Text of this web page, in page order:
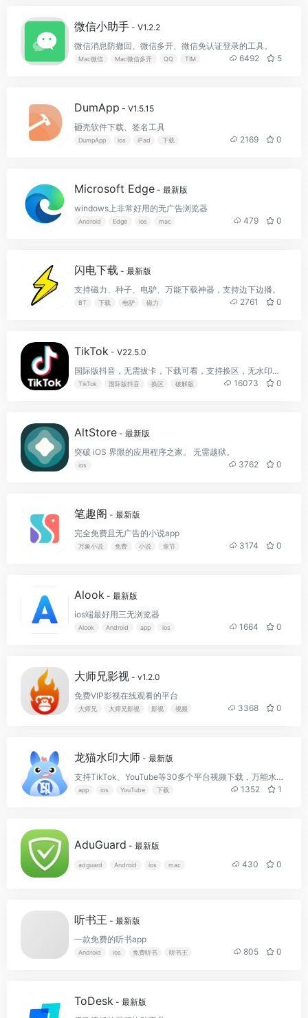
微信小助手 - V1.2.2
微信消息防撤回、微信多开、微信免认证登录的工具。
Mac微信 Mac微信多开 QQ TIM 6492 5
DumApp - V1.5.15
砸壳软件下载、签名工具
DumpApp ios iPad 下载 2169 0
Microsoft Edge - 最新版
windows上非常好用的无广告浏览器
Android Edge ios mac 479 0
闪电下载 - 最新版
支持磁力、种子、电驴、万能下载神器，支持边下边播。
BT 下载 电驴 磁力 2761 0
TikTok - V22.5.0
国际版抖音，无需拔卡，下载可看，支持换区，无水印下载，可登录账号，发布作品。
TikTok 国际版抖音 换区 破解版 16073 0
AltStore - 最新版
突破 iOS 界限的应用程序之家。 无需越狱。
ios 3762 0
笔趣阁 - 最新版
完全免费且无广告的小说app
万象小说 免费 小说 章节 3174 0
Alook - 最新版
ios端最好用三无浏览器
Alook Android app ios 1664 0
大师兄影视 - v1.2.0
免费VIP影视在线观看的平台
大师兄 大师兄影视 影视 视频 3368 0
龙猫水印大师 - 最新版
支持TikTok、YouTube等30多个平台视频下载，万能水印视频编辑神器
app ios YouTube 下载 1352 1
AduGuard - 最新版
adguard Android ios mac 430 0
听书王 - 最新版
一款免费的听书app
Android ios 免费听书 听书王 805 0
ToDesk - 最新版